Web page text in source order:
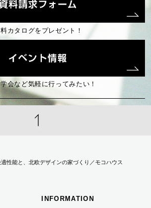
カタログをプレゼント！
会など気軽に行ってみたい！
性能と、北欧デザインの家づくり／モコハウス
INFORMATION